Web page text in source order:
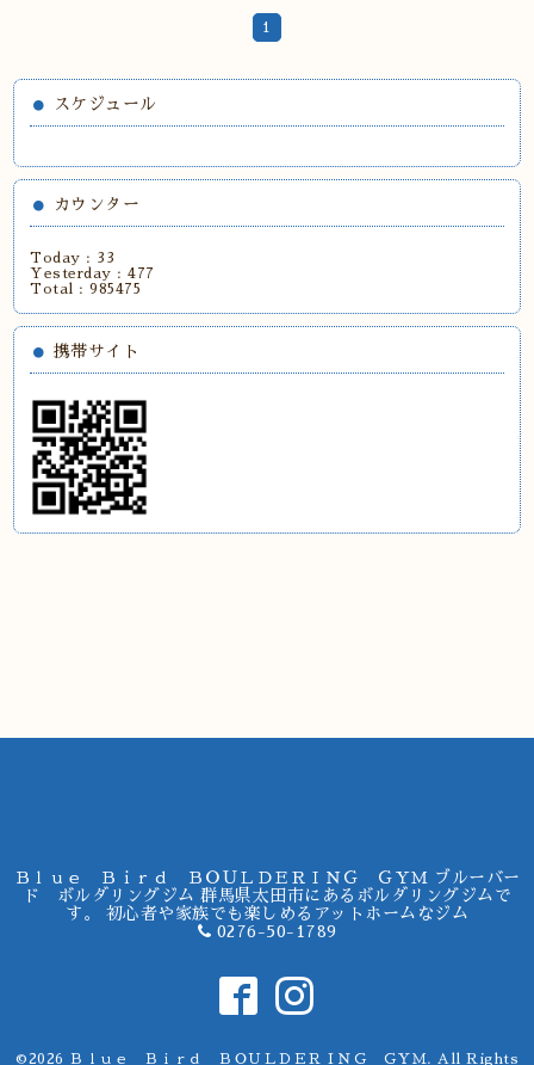
1
スケジュール
カウンター
Today : 33
Yesterday :477
Total :985475
携帯サイト
Ｂｌｕｅ Ｂｉｒｄ ＢＯＵＬＤＥＲＩＮＧ ＧＹＭ ブルーバー
ド ボルダリングジム 群馬県太田市にあるボルダリングジムで
す。 初心者や家族でも楽しめるアットホームなジム
0276-50-1789
©2026 Ｂｌｕｅ Ｂｉｒｄ ＢＯＵＬＤＥＲＩＮＧ ＧＹＭ. All Rights